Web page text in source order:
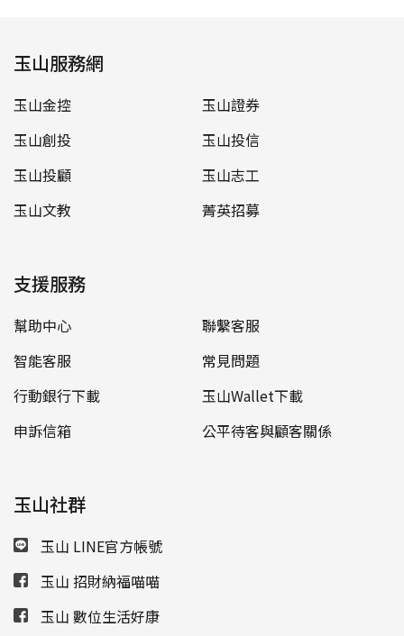
玉山服務網
玉山金控
玉山證券
玉山創投
玉山投信
玉山投顧
玉山志工
玉山文教
菁英招募
支援服務
幫助中心
聯繫客服
智能客服
常見問題
行動銀行下載
玉山Wallet下載
申訴信箱
公平待客與顧客關係
玉山社群
玉山 LINE官方帳號
玉山 招財納福喵喵
玉山 數位生活好康